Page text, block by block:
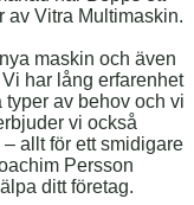
av Vitra Multimaskin.
maskin och även
Vi har lång erfarenhet
av behov och vi
vi också
allt för ett smidigare
Persson
ditt företag.